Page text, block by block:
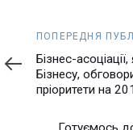
Попередня
публікація
ПОПЕРЕДНЯ
Бізнес-
Бізнесу,
пріоритети на
публікація